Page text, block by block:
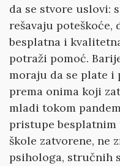
da se stvore uslovi:
rešavaju poteškoće,
besplatna i
potraži pomoć.
moraju da se plate i
prema onima koji
mladi tokom
pristupe besplatnim
škole zatvorene, ne
psihologa, stručnih